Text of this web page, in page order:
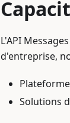
L'API
d'entreprise,
Solutions